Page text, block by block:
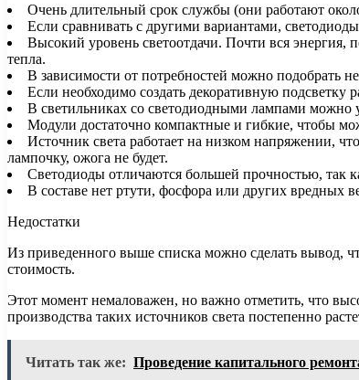
Очень длительный срок службы (они работают
Если сравнивать с другими вариантами,
Высокий уровень светоотдачи. Почти вся энергия,
тепла.
В зависимости от потребностей можно подобрать
Если необходимо создать декоративную
В светильниках со светодиодными лампами можно
Модули достаточно компактные и гибкие, чтобы
Источник света работает на низком напряжении,
лампочку, ожога не будет.
Светодиоды отличаются большей прочностью, так
В составе нет ртути, фосфора или других вредных
Недостатки
Из приведенного выше списка можно сделать вывод,
стоимость.
Этот момент немаловажен, но важно отметить, что
производства таких источников света постепенно
Читать так же: Проведение капитального